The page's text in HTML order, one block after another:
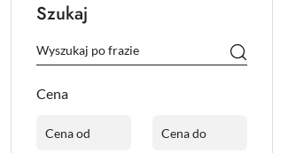
Szukaj
Cena